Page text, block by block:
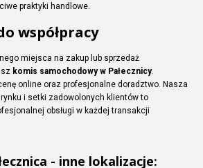
praktyki handlowe.
współpracy
miejsca na zakup lub sprzedaż
komis samochodowy w Pałecznicy.
online oraz profesjonalne doradztwo. Nasza
i setki zadowolonych klientów to
obsługi w każdej transakcji
- inne lokalizacje: